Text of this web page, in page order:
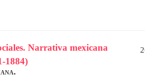
Narrativa mexicana
1884)